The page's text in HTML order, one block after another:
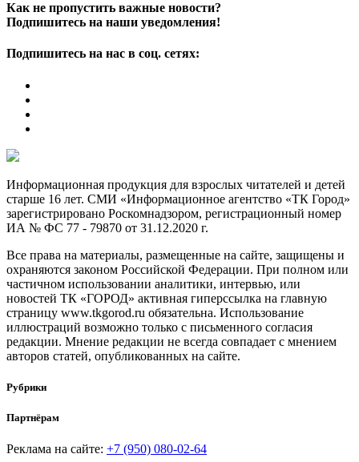
Как не пропустить важные новости?
Подпишитесь на наши уведомления!
Подпишитесь на нас в соц. сетях:
Информационная продукция для взрослых читателей и детей
старше 16 лет. СМИ «Информационное агентство «ТК Город»
зарегистрировано Роскомнадзором, регистрационный номер
ИА № ФС 77 - 79870 от 31.12.2020 г.
Все права на материалы, размещенные на сайте, защищены и
охраняются законом Российской Федерации. При полном или
частичном использовании аналитики, интервью, или
новостей ТК «ГОРОД» активная гиперссылка на главную
страницу www.tkgorod.ru обязательна. Использование
иллюстраций возможно только с письменного согласия
редакции. Мнение редакции не всегда совпадает с мнением
авторов статей, опубликованных на сайте.
Рубрики
Партнёрам
Реклама на сайте: +7 (950) 080-02-64